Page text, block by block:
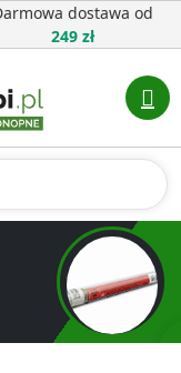
dostawa od
249 zł